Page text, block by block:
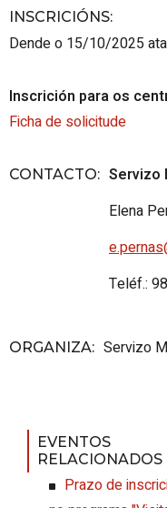
INSCRICIÓNS:
Dende o 15/10/2025
Inscrición para os
Ficha de solicitude
CONTACTO: Servizo
Elena
Teléf.:
ORGANIZA: Servizo
EVENTOS
RELACIONADOS
Prazo de